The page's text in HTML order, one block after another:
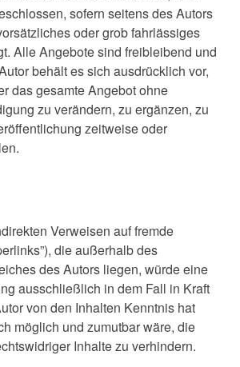
sofern seitens des Autors
oder grob fahrlässiges
Alle Angebote sind freibleibend und
behält es sich ausdrücklich vor,
das gesamte Angebot ohne
zu verändern, zu ergänzen, zu
zeitweise oder
Verweisen auf fremde
die außerhalb des
des Autors liegen, würde eine
ausschließlich in dem Fall in Kraft
von den Inhalten Kenntnis hat
möglich und zumutbar wäre, die
Inhalte zu verhindern.